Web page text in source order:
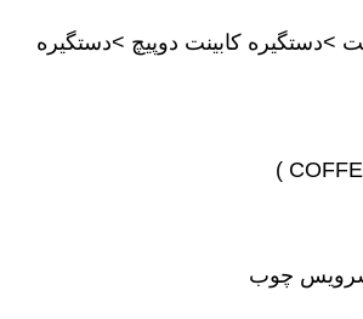
>دستگیره کابینت دوپیچ >دستگیره
سرویس چوب